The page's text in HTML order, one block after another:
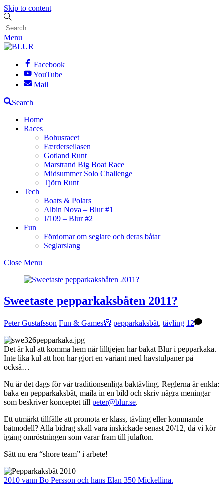
Skip to content
Menu
Facebook
YouTube
Mail
Search
Home
Races
Bohusracet
Færderseilasen
Gotland Runt
Marstrand Big Boat Race
Midsummer Solo Challenge
Tjörn Runt
Tech
Boats & Polars
Albin Nova – Blur #1
J/109 – Blur #2
Fun
Fördomar om seglare och deras båtar
Seglarslang
Close Menu
Sweetaste pepparkaksbåten 2011?
Peter Gustafsson Fun & Games🤡 pepparkaksbåt, tävling 12
Det är kul att komma hem när lilltjejen har bakat Blur i pepparkaka.
Inte lika kul att hon har gjort en variant med havstulpaner på
också…
Nu är det dags för vår traditionsenliga baktävling. Reglerna är enkla:
baka en pepparkaksbåt, maila in en bild och skriv några meningar
som beskriver konceptet till peter@blur.se.
Ett utmärkt tillfälle att promota er klass, tävling eller kommande
båtmodell? Alla bidrag skall vara inskickade senast 20/12, då vi kör
igång omröstningen som varar fram till julafton.
Sätt nu era “shore team” i arbete!
2010 vann Bo Persson och hans Elan 350 Mickellina.